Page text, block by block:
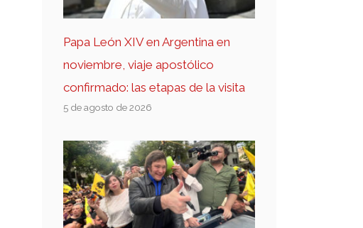
Papa León XIV en Argentina en
noviembre, viaje apostólico
confirmado: las etapas de la visita
5 de agosto de 2026